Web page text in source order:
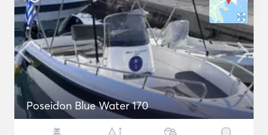
Poseidon Blue Water 170